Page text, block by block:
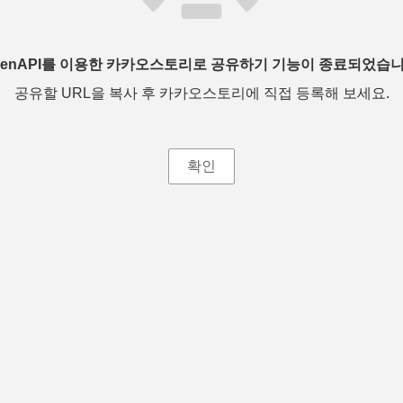
를 이용한 카카오스토리로 공유하기 기능이 종료되었습
공유할 URL을 복사 후 카카오스토리에 직접 등록해 보세요.
확인